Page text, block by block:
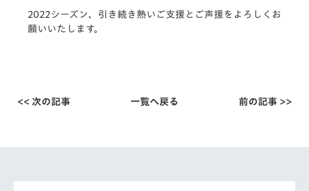
2022シーズン、引き続き熱いご支援とご声援をよろしくお
願いいたします。
<< 次の記事 一覧へ戻る 前の記事 >>